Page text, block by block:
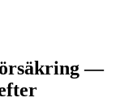
—